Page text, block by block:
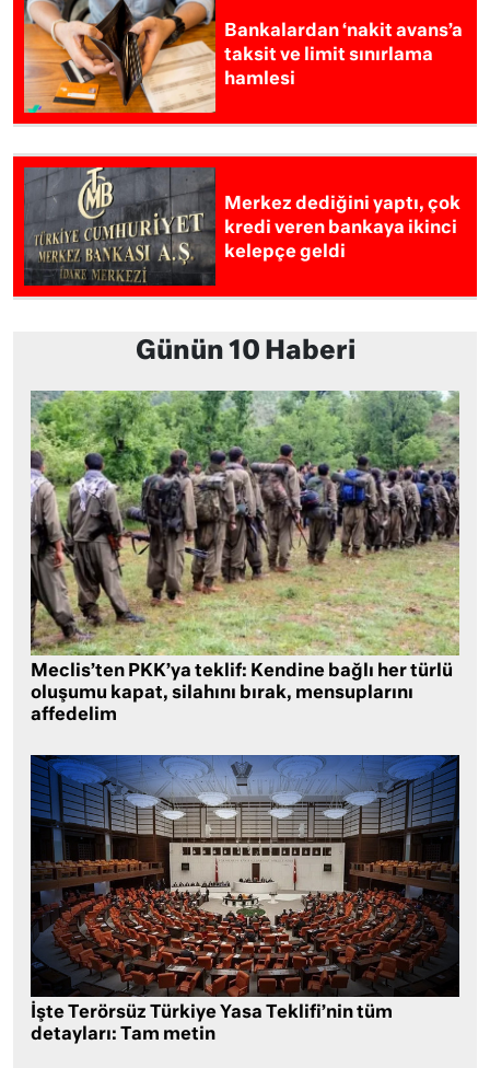
Bankalardan ‘nakit avans’a
taksit ve limit sınırlama
hamlesi
Merkez dediğini yaptı, çok
kredi veren bankaya ikinci
kelepçe geldi
Günün 10 Haberi
Meclis’ten PKK’ya teklif: Kendine bağlı her türlü
oluşumu kapat, silahını bırak, mensuplarını
affedelim
İşte Terörsüz Türkiye Yasa Teklifi’nin tüm
detayları: Tam metin